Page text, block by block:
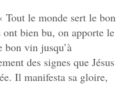
le monde sert le bon
bien bu, on apporte le
vin jusqu’à
des signes que Jésus
Il manifesta sa gloire,